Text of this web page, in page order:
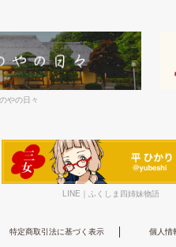
やの日々
LINE｜ふくしま四姉妹物語
特定商取引法に基づく表示 個人情